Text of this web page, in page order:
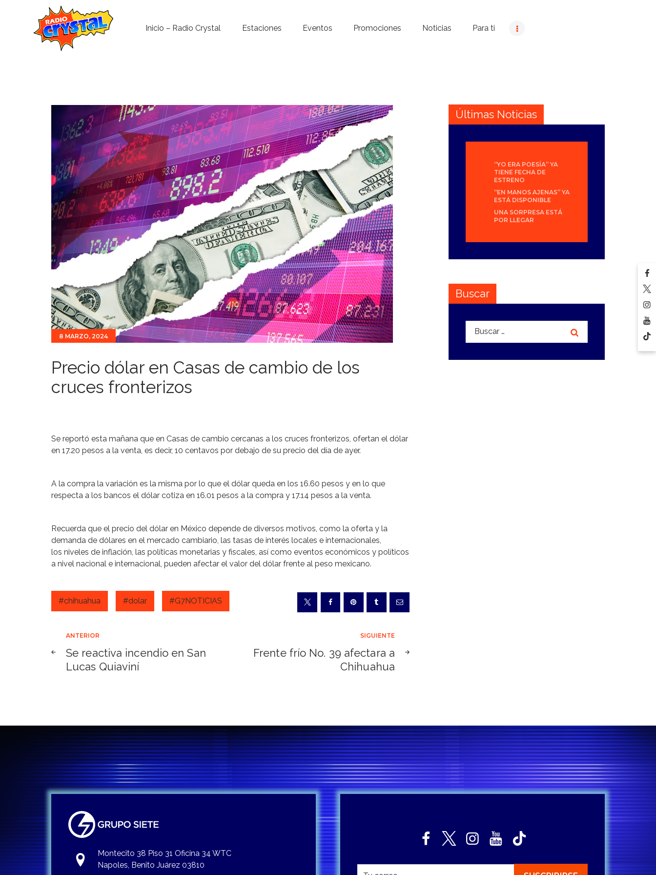
Inicio – Radio Crystal Estaciones Eventos Promociones Noticias Para ti
Noticias
Para ti
Contacto
8 MARZO, 2024
Precio dólar en Casas de cambio de los
cruces fronterizos
Se reportó esta mañana que en Casas de cambio cercanas a los cruces fronterizos, ofertan el dólar
en 17.20 pesos a la venta, es decir, 10 centavos por debajo de su precio del día de ayer.
A la compra la variación es la misma por lo que el dólar queda en los 16.60 pesos y en lo que
respecta a los bancos el dólar cotiza en 16.01 pesos a la compra y 17.14 pesos a la venta.
Recuerda que el precio del dólar en México depende de diversos motivos, como la oferta y la
demanda de dólares en el mercado cambiario, las tasas de interés locales e internacionales,
los niveles de inflación, las políticas monetarias y fiscales, así como eventos económicos y políticos
a nivel nacional e internacional, pueden afectar el valor del dólar frente al peso mexicano.
#chihuahua #dolar #G7NOTICIAS
Navegación
de
ANTERIOR
Se reactiva incendio en San
Lucas Quiaviní
SIGUIENTE
Frente frío No. 39 afectara a
Chihuahua
Últimas Noticias
“YO ERA POESÍA” YA
TIENE FECHA DE
ESTRENO
“EN MANOS AJENAS” YA
ESTÁ DISPONIBLE
UNA SORPRESA ESTÁ
POR LLEGAR
Buscar
Buscar:
Montecito 38 Piso 31 Oficina 34 WTC
Napoles, Benito Juárez 03810